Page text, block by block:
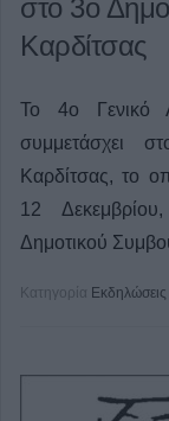
στο 3ο
Καρδίτσας
Το 4ο Γενικό
συμμετάσχει
Καρδίτσας, το
12
Δημοτικού
Κατηγορία Εκδηλώσεις